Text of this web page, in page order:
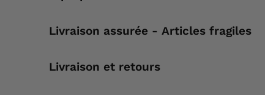
Livraison assurée - Articles fragiles
Livraison et retours